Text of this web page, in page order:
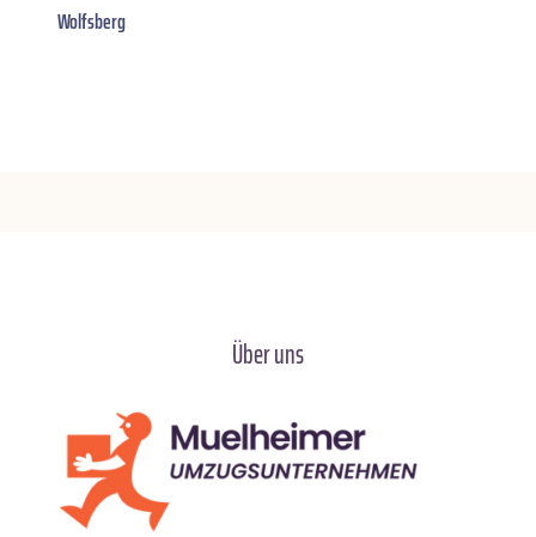
Wolfsberg
Über uns